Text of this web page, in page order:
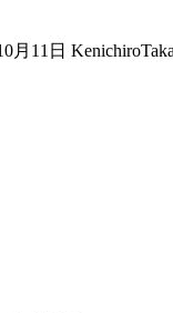
月11日